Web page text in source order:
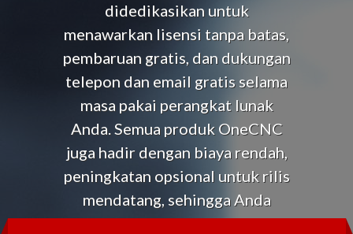
didedikasikan untuk
menawarkan lisensi tanpa batas,
pembaruan gratis, dan dukungan
telepon dan email gratis selama
masa pakai perangkat lunak
Anda. Semua produk OneCNC
juga hadir dengan biaya rendah,
peningkatan opsional untuk rilis
mendatang, sehingga Anda
selalu dapat mengikuti